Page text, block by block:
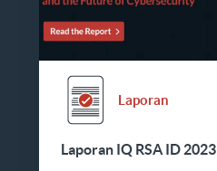
Laporan
Laporan IQ RSA ID 2023